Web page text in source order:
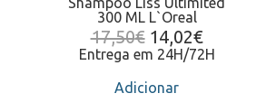
300 ML L`Oreal
17,50€ 14,02€
Entrega em 24H/72H
Adicionar